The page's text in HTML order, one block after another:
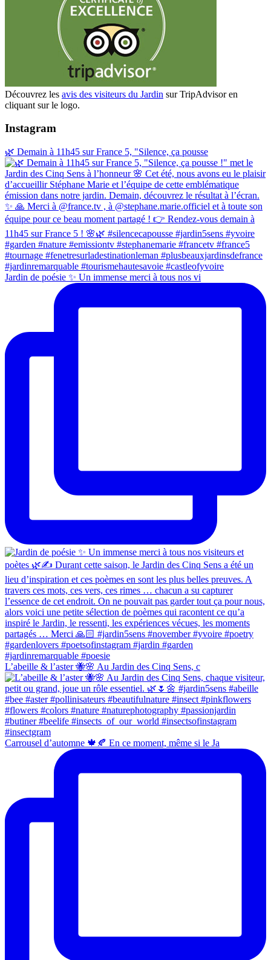
Découvrez les avis des visiteurs du Jardin sur TripAdvisor en
cliquant sur le logo.
Instagram
🌿 Demain à 11h45 sur France 5, "Silence, ça pousse
Jardin de poésie ✨ Un immense merci à tous nos vi
L’abeille & l’aster 🐝🌸 Au Jardin des Cinq Sens, c
Carrousel d’automne 🍁🍂 En ce moment, même si le Ja